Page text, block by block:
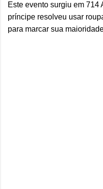
Este evento surgiu em 714
príncipe resolveu usar
para marcar sua